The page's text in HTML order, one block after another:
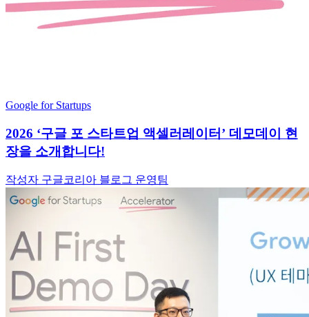
Google for Startups
2026 ‘구글 포 스타트업 액셀러레이터’ 데모데이 현
장을 소개합니다!
작성자 구글코리아 블로그 운영팀